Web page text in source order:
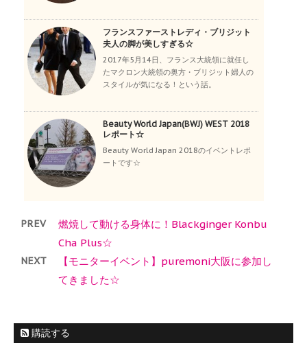
フランスファーストレディ・ブリジット
夫人の脚が美しすぎる☆
2017年5月14日、フランス大統領に就任し
たマクロン大統領の奥方・ブリジット婦人の
スタイルが気になる！という話。
Beauty World Japan(BWJ) WEST 2018
レポート☆
Beauty World Japan 2018のイベントレポ
ートです☆
PREV
燃焼して動ける身体に！Blackginger Konbu
Cha Plus☆
NEXT
【モニターイベント】puremoni大阪に参加し
てきました☆
購読する